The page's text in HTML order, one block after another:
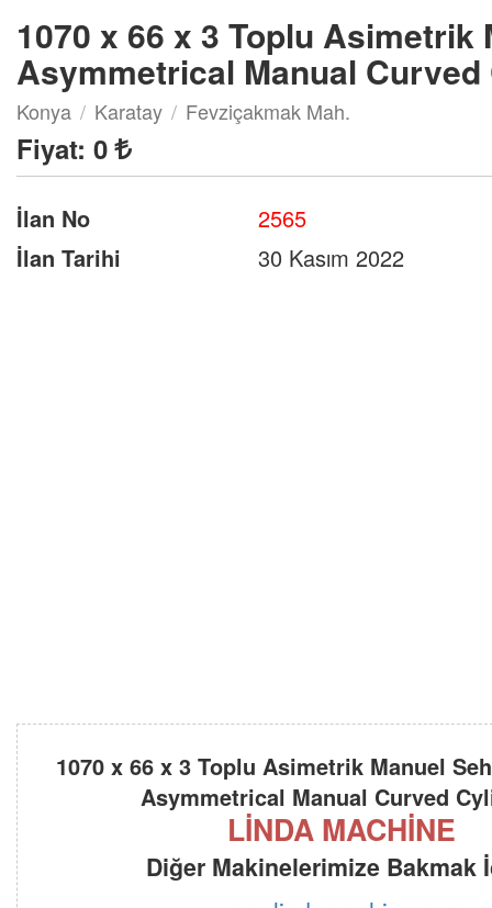
1070 x 66 x 3 Toplu Asimetrik
Asymmetrical Manual
Konya Karatay Fevziçakmak Mah.
Fiyat: 0
İlan No
2565
İlan Tarihi
30 Kasım 2022
1070 x 66 x 3 Toplu Asimetrik Manuel
Asymmetrical Manual Curved
LİNDA MACHİNE
Diğer Makinelerimize Bakmak